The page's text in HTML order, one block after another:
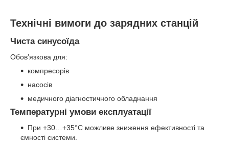
Технічні вимоги до зарядних станцій
Чиста синусоїда
Обов’язкова для:
компресорів
насосів
медичного діагностичного обладнання
Температурні умови експлуатації
При +30…+35°C можливе зниження ефективності та
ємності системи.